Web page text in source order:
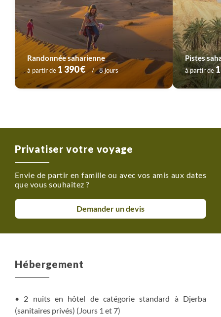
Randonnée saharienne
à partir de 1 390 € 8 jours
Pistes
à partir de
Privatiser votre voyage
Envie de partir en famille ou avec vos amis aux dates
que vous souhaitez ?
Demander un devis
Hébergement
• 2 nuits en hôtel de catégorie standard à Djerba
(sanitaires privés) (Jours 1 et 7)